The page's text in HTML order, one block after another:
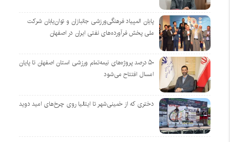
پایان المپیاد فرهنگی‌ورزشی جانبازان و توان‌یابان شرکت
ملی پخش فرآورده‌های نفتی ایران در اصفهان
۵۰ درصد پروژه‌های نیمه‌تمام ورزشی استان اصفهان تا پایان
امسال افتتاح می‌شود
دختری که از خمینی‌شهر تا ایتالیا روی چرخ‌های امید دوید